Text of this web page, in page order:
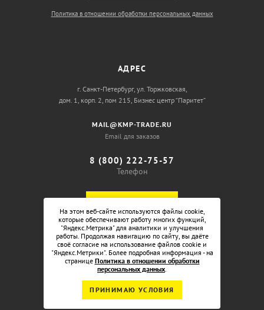
Политика в отношении обработки персональных данных
АДРЕС
г. Санкт-Петербург, ул. Торжковская,
дом. 1, корп. 2, пом 215, Бизнес центр “Паритет”
MAIL@KMP-TRADE.RU
Email для заказов
8 (800) 222-75-57
Телефон
На этом веб-сайте используются файлы cookie,
которые обеспечивают работу многих функций,
"Яндекс.Метрика" для аналитики и улучшения
работы. Продолжая навигацию по сайту, вы даёте
своё согласие на использование файлов cookie и
"Яндекс.Метрики". Более подробная информация - на
странице Политика в отношении обработки
персональных данных.
ПРИНИМАЮ УСЛОВИЯ